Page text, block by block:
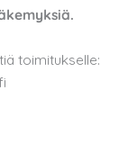
toimitukselle: